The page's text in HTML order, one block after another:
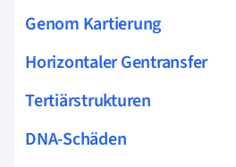
Genom Kartierung
Horizontaler Gentransfer
Tertiärstrukturen
DNA-Schäden